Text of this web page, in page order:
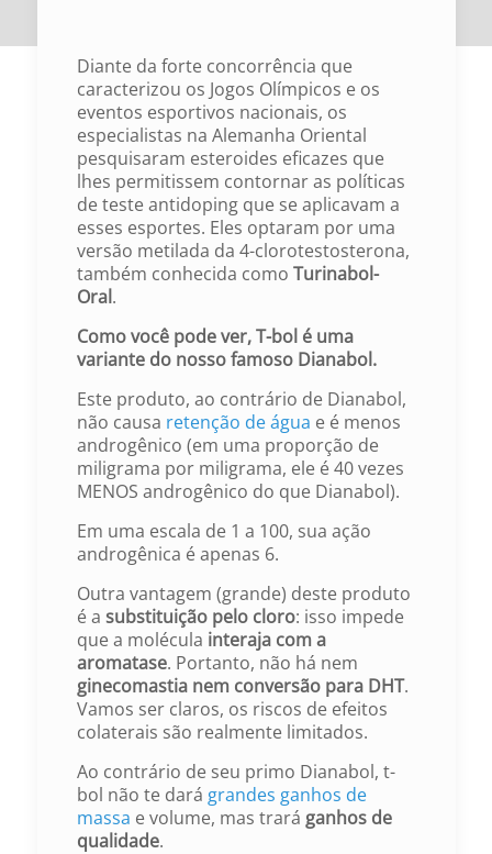
Diante da forte concorrência que
caracterizou os Jogos Olímpicos e os
eventos esportivos nacionais, os
especialistas na Alemanha Oriental
pesquisaram esteroides eficazes que
lhes permitissem contornar as políticas
de teste antidoping que se aplicavam a
esses esportes. Eles optaram por uma
versão metilada da 4-clorotestosterona,
também conhecida como Turinabol-
Oral.
Como você pode ver, T-bol é uma
variante do nosso famoso Dianabol.
Este produto, ao contrário de Dianabol,
não causa retenção de água e é menos
androgênico (em uma proporção de
miligrama por miligrama, ele é 40 vezes
MENOS androgênico do que Dianabol).
Em uma escala de 1 a 100, sua ação
androgênica é apenas 6.
Outra vantagem (grande) deste produto
é a substituição pelo cloro: isso impede
que a molécula interaja com a
aromatase. Portanto, não há nem
ginecomastia nem conversão para DHT.
Vamos ser claros, os riscos de efeitos
colaterais são realmente limitados.
Ao contrário de seu primo Dianabol, t-
bol não te dará grandes ganhos de
massa e volume, mas trará ganhos de
qualidade.